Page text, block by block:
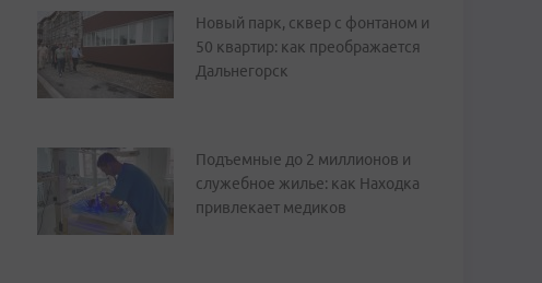
Новый парк, сквер с фонтаном и
50 квартир: как преображается
Дальнегорск
Подъемные до 2 миллионов и
служебное жилье: как Находка
привлекает медиков